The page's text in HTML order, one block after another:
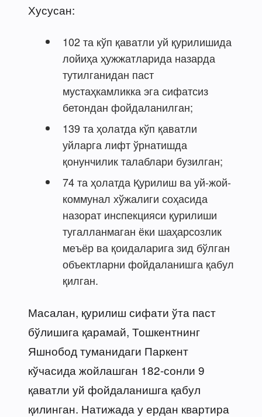
Хусусан:
102 та кўп қаватли уй қурилишида
лойиҳа ҳужжатларида назарда
тутилганидан паст
мустаҳкамликка эга сифатсиз
бетондан фойдаланилган;
139 та ҳолатда кўп қаватли
уйларга лифт ўрнатишда
қонунчилик талаблари бузилган;
74 та ҳолатда Қурилиш ва уй-жой-
коммунал хўжалиги соҳасида
назорат инспекцияси қурилиши
тугалланмаган ёки шаҳарсозлик
меъёр ва қоидаларига зид бўлган
объектларни фойдаланишга қабул
қилган.
Масалан, қурилиш сифати ўта паст
бўлишига қарамай, Тошкентнинг
Яшнобод туманидаги Паркент
кўчасида жойлашган 182-сонли 9
қаватли уй фойдаланишга қабул
қилинган. Натижада у ердан квартира